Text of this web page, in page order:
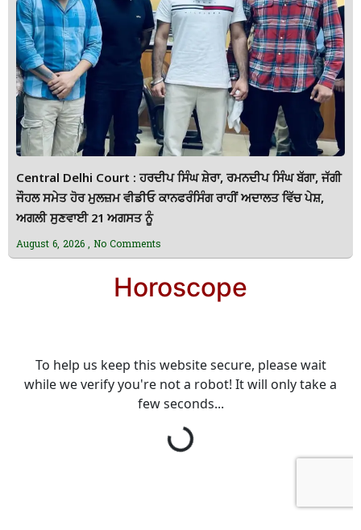
Central Delhi Court : ਹਰਦੀਪ ਸਿੰਘ ਸ਼ੇਰਾ, ਰਮਨਦੀਪ ਸਿੰਘ ਬੱਗਾ, ਜੱਗੀ
ਜੌਹਲ ਸਮੇਤ ਹੋਰ ਮੁਲਜ਼ਮ ਵੀਡੀਓ ਕਾਨਫਰੰਸਿੰਗ ਰਾਹੀਂ ਅਦਾਲਤ ਵਿੱਚ ਪੇਸ਼,
ਅਗਲੀ ਸੁਣਵਾਈ 21 ਅਗਸਤ ਨੂੰ
August 6, 2026 No Comments
Horoscope